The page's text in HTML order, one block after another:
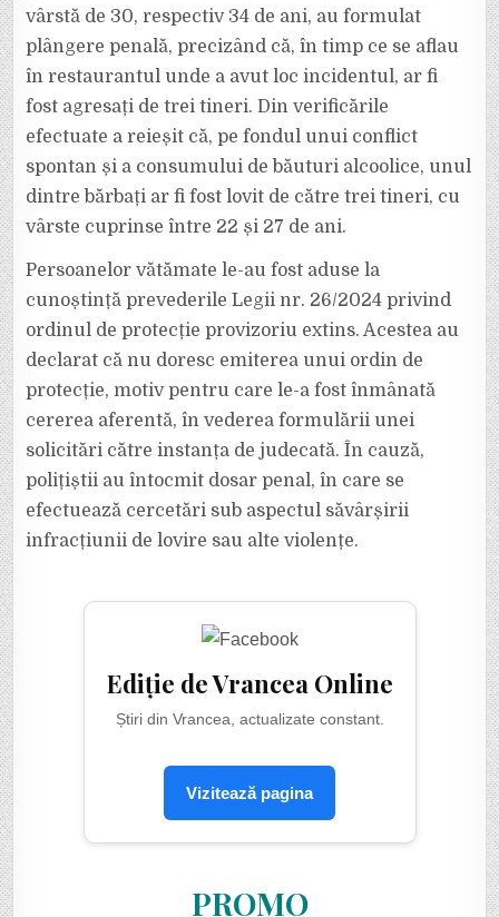
vârstă de 30, respectiv 34 de ani, au formulat
plângere penală, precizând că, în timp ce se aflau
în restaurantul unde a avut loc incidentul, ar fi
fost agresați de trei tineri. Din verificările
efectuate a reieșit că, pe fondul unui conflict
spontan și a consumului de băuturi alcoolice, unul
dintre bărbați ar fi fost lovit de către trei tineri, cu
vârste cuprinse între 22 și 27 de ani.
Persoanelor vătămate le-au fost aduse la
cunoștință prevederile Legii nr. 26/2024 privind
ordinul de protecție provizoriu extins. Acestea au
declarat că nu doresc emiterea unui ordin de
protecție, motiv pentru care le-a fost înmânată
cererea aferentă, în vederea formulării unei
solicitări către instanța de judecată. În cauză,
polițiștii au întocmit dosar penal, în care se
efectuează cercetări sub aspectul săvârșirii
infracțiunii de lovire sau alte violențe.
Ediție de Vrancea Online
Știri din Vrancea, actualizate constant.
Vizitează pagina
PROMO